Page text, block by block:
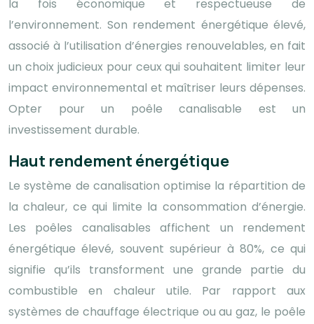
la fois économique et respectueuse de
l’environnement. Son rendement énergétique élevé,
associé à l’utilisation d’énergies renouvelables, en fait
un choix judicieux pour ceux qui souhaitent limiter leur
impact environnemental et maîtriser leurs dépenses.
Opter pour un poêle canalisable est un
investissement durable.
Haut rendement énergétique
Le système de canalisation optimise la répartition de
la chaleur, ce qui limite la consommation d’énergie.
Les poêles canalisables affichent un rendement
énergétique élevé, souvent supérieur à 80%, ce qui
signifie qu’ils transforment une grande partie du
combustible en chaleur utile. Par rapport aux
systèmes de chauffage électrique ou au gaz, le poêle